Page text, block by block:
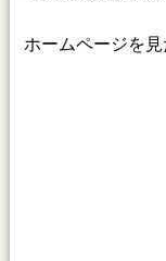
ホームページを見